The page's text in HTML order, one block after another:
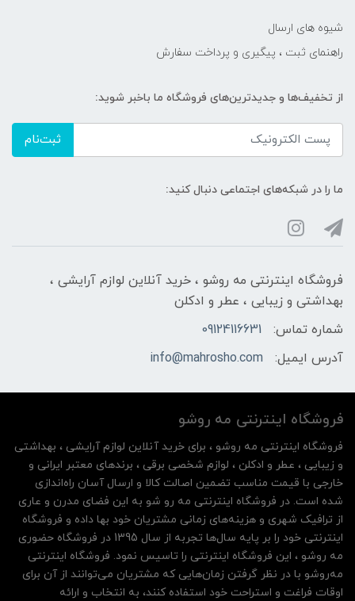
شیوه های ارسال
راهنمای ثبت ، پیگیری و پرداخت سفارش
از تخفیف‌ها و جدیدترین‌های فروشگاه ما باخبر شوید:
ثبت‌نام
ما را در شبکه‌های اجتماعی دنبال کنید:
فروشگاه اینترنتی مه‌ رو‌شو ، خرید آنلاین لوازم آرایشی ،
بهداشتی و زیبایی ، عطر و ادکلن
شماره تماس:
09124116631
آدرس ایمیل:
info@mahrosho.com
فروشگاه اینترنتی مه‌ رو‌شو
فروشگاه اینترنتی مه‌ رو‌شو ، برای خرید آنلاین لوازم آرایشی ، بهداشتی
و زیبایی ، عطر و ادکلن ، لوازم شخصی برقی ، برندهای معتبر ایرانی و
خارجی با قیمت مناسب تضمین اصالت کالا و ارسال آسان راه‌اندازی
شده است. در فروشگاه اینترنتی مه رو شو به این فضای مدرن و عاری
از ترافیک شهری و هزینه‌های زمانی مشتریان خود بها داده و فروشگاه
اینترنتی خود را بر پایه سال‌ها تجربه از سال 1395 در فروشگاه حضوری
مه روشو ، این فروشگاه اینترنتی را تاسیس نمود. فروشگاه اینترنتی
مه‌رو‌شو با در نظر گرفتن زمان‌هایی که مشتریان می‌توانند از آن‌ برای
اوقات فراغت و استراحت خود استفاده کنند، به انتخاب و ارائه